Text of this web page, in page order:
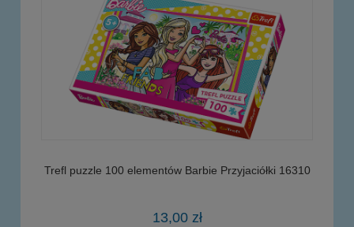
Trefl puzzle 100 elementów Barbie Przyjaciółki 16310
13,00 zł